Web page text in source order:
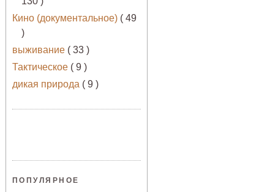
Кино (документальное) ( 49
)
выживание ( 33 )
Тактическое ( 9 )
дикая природа ( 9 )
ПОПУЛЯРНОЕ